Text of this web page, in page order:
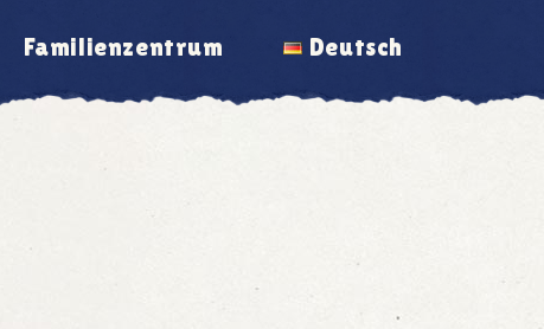
Familienzentrum Deutsch